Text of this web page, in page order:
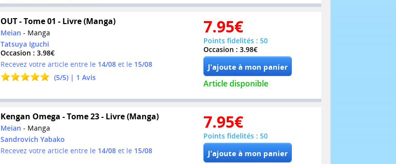
OUT - Tome 01 - Livre (Manga)
Meian - Manga
Tatsuya Iguchi
Occasion : 3.98€
Recevez votre article entre le 14/08et le 15/08
(5/5) | 1 Avis
7.95€
Points fidelités : 50
Occasion : 3.98€
Article disponible
Kengan Omega - Tome 23 - Livre (Manga)
Meian - Manga
Sandrovich Yabako
Recevez votre article entre le 14/08et le 15/08
7.95€
Points fidelités : 50